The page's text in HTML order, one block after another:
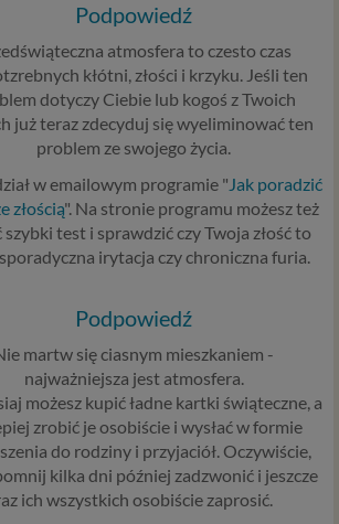
Podpowiedź
atmosfera to czesto czas
kłótni, złości i krzyku. Jeśli ten
dotyczy Ciebie lub kogoś z Twoich
już teraz zdecyduj się wyeliminować ten
problem ze swojego życia.
w emailowym programie " Jak poradzić
złością". Na stronie programu możesz też
szybki test i sprawdzić czy Twoja złość to
irytacja czy chroniczna furia.
Podpowiedź
martw się ciasnym mieszkaniem -
najważniejsza jest atmosfera.
możesz kupić ładne kartki świąteczne, a
zrobić je osobiście i wysłać w formie
do rodziny i przyjaciół. Oczywiście,
kilka dni później zadzwonić i jeszcze
ich wszystkich osobiście zaprosić.
danych niezbędnych do jego
(np. danych podanych przez Ciebie w
konta). Bez tej możliwości nie bylibyśmy
Ci usługi, a Ty nie mógłbyś z niej
przetwarzania do celów wynikających
interesów realizowanych
lub przez stronę trzecią. Ta
danych dotyczy
gdy ich przetwarzanie jest
z uwagi na nasze usprawiedliwione
bezpieczeństwa usługi (np.
osoba), dokonanie pomiarów
ulepszania naszych usług i
ich do potrzeb i wygody
(np. personalizowanie treści w
również prowadzenie marketingu i
usług administratora
w serwisie administratora (np. jeśli